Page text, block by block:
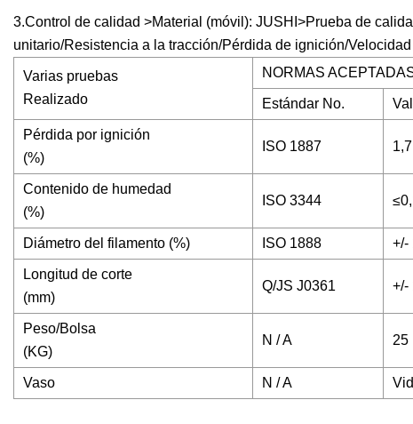
3.Control de calidad >Material (móvil): JUSHI>Prueba de
unitario/Resistencia a la tracción/Pérdida de ignición/
Varias pruebas
Realizado
NORMAS
Estándar No.
Pérdida por ignición
(%)
ISO 1887
Contenido de humedad
(%)
ISO 3344
Diámetro del filamento (%) ISO 1888 +/-
Longitud de corte
(mm)
Q/JS J0361 +/-
Peso/Bolsa
(KG)
N / A 25
Vaso N / A